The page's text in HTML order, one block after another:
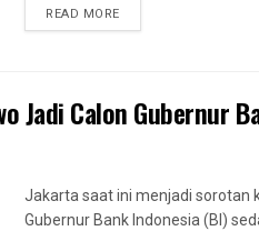
READ MORE
Jadi Calon Gubernur
Jakarta saat ini menjadi sorotan
Gubernur Bank Indonesia (BI)